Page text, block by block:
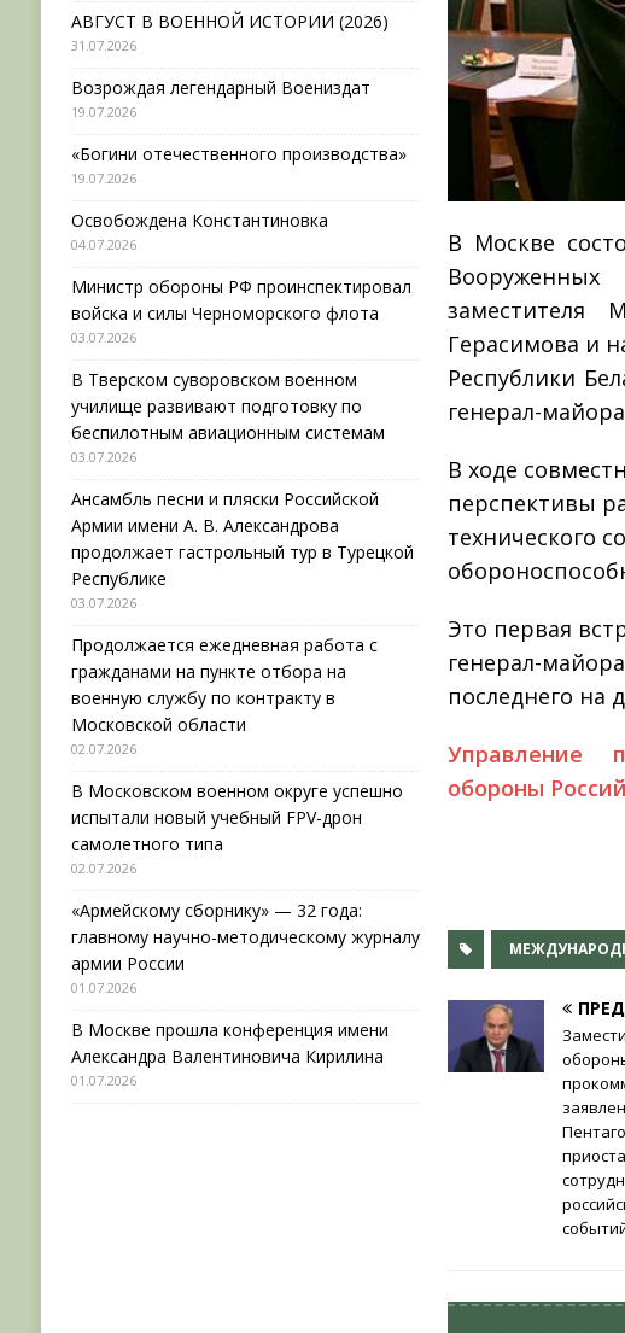
В Москве
заместителя
Герасимова и
Республики
генерал-
В ходе
перспективы
технического
Это первая
генерал-
последнего на
Управление
обороны
АВГУСТ В ВОЕННОЙ ИСТОРИИ (2026)
31.07.2026
Возрождая легендарный Воениздат
19.07.2026
«Богини отечественного производства»
19.07.2026
Освобождена Константиновка
04.07.2026
Министр обороны РФ проинспектировал
войска и силы Черноморского флота
03.07.2026
В Тверском суворовском военном
училище развивают подготовку по
беспилотным авиационным системам
03.07.2026
Ансамбль песни и пляски Российской
Армии имени А. В. Александрова
продолжает гастрольный тур в Турецкой
Республике
03.07.2026
Продолжается ежедневная работа с
гражданами на пункте отбора на
военную службу по контракту в
Московской области
02.07.2026
В Московском военном округе успешно
испытали новый учебный FPV-дрон
самолетного типа
02.07.2026
«Армейскому сборнику» — 32 года:
главному научно-методическому журналу
армии России
01.07.2026
В Москве прошла конференция имени
Александра Валентиновича Кирилина
01.07.2026